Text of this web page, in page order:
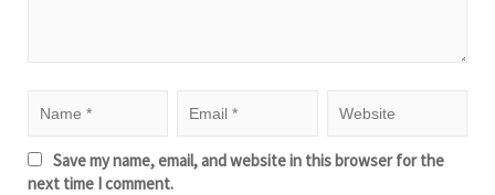
Save my name, email, and website in this browser for the
next time I comment.